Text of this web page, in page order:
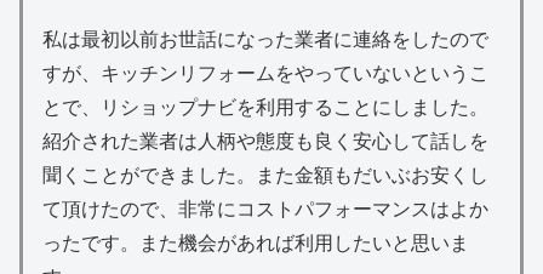
私は最初以前お世話になった業者に連絡をしたので
すが、キッチンリフォームをやっていないというこ
とで、リショップナビを利用することにしました。
紹介された業者は人柄や態度も良く安心して話しを
聞くことができました。また金額もだいぶお安くし
て頂けたので、非常にコストパフォーマンスはよか
ったです。また機会があれば利用したいと思いま